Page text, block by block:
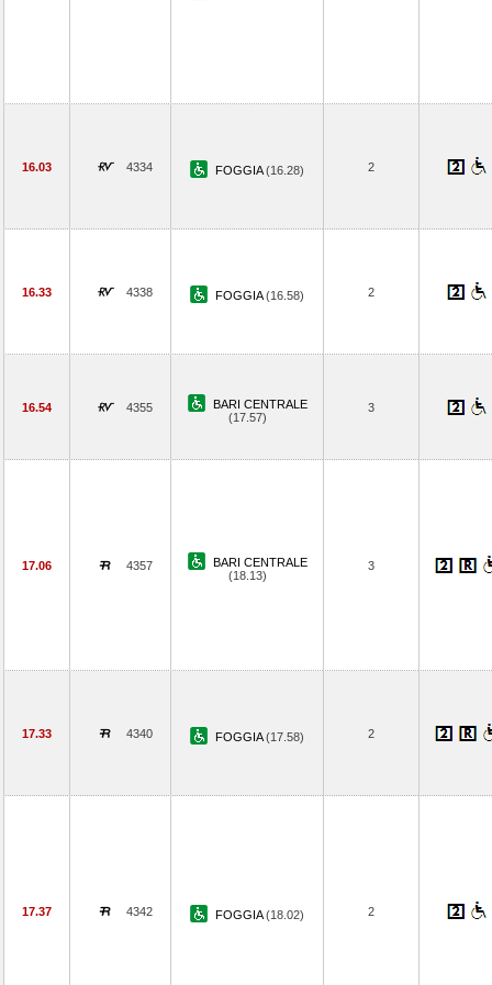
16.03 4334 FOGGIA(16.28) 2
16.33 4338 FOGGIA(16.58) 2
16.54 4355
BARI CENTRALE
(17.57)
3
17.06 4357
BARI CENTRALE
(18.13)
3
17.33 4340 FOGGIA(17.58) 2
17.37 4342 FOGGIA(18.02) 2